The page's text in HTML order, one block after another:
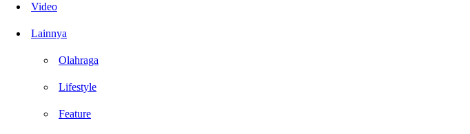
Video
Lainnya
Olahraga
Lifestyle
Feature